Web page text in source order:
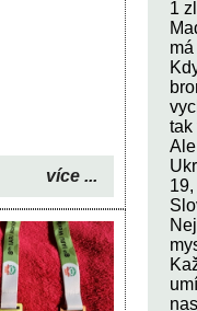
více ...
1
tak